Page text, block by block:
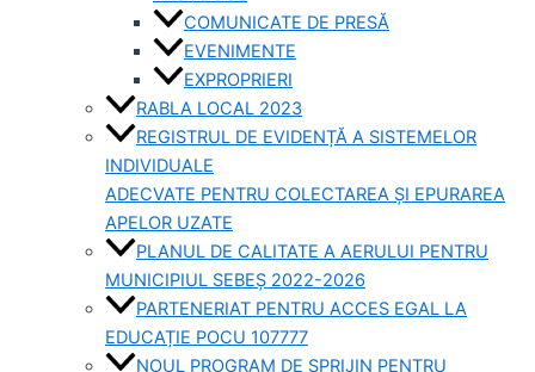
COMUNICATE DE PRESĂ
EVENIMENTE
EXPROPRIERI
RABLA LOCAL 2023
REGISTRUL DE EVIDENȚĂ A SISTEMELOR
INDIVIDUALE
ADECVATE PENTRU COLECTAREA ȘI EPURAREA
APELOR UZATE
PLANUL DE CALITATE A AERULUI PENTRU
MUNICIPIUL SEBEȘ 2022-2026
PARTENERIAT PENTRU ACCES EGAL LA
EDUCAȚIE POCU 107777
NOUL PROGRAM DE SPRIJIN PENTRU